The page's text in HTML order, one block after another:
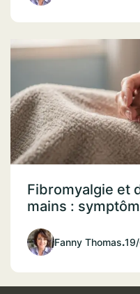
Fibromyalgie et
mains :
Fanny Thomas.